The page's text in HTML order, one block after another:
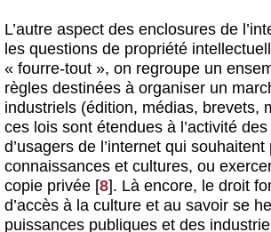
L’autre aspect des enclosures de
les questions de propriété
« fourre-tout », on regroupe un
règles destinées à organiser un
industriels (édition, médias, brevets,
ces lois sont étendues à l’activité
d’usagers de l’internet qui
connaissances et cultures, ou
copie privée [8]. Là encore, le droit
d’accès à la culture et au savoir se
puissances publiques et des